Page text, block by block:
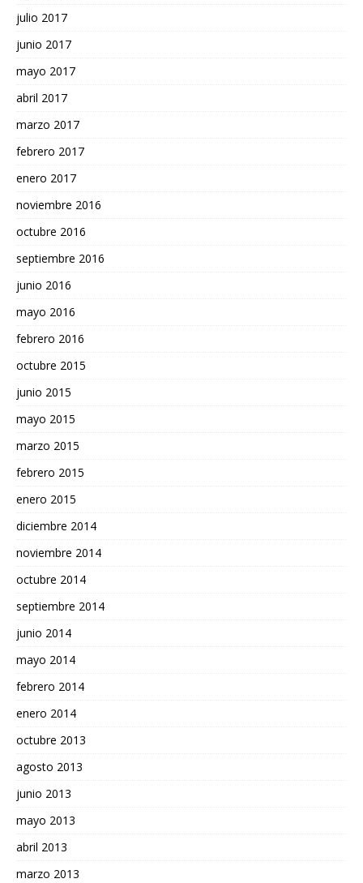
julio 2017
junio 2017
mayo 2017
abril 2017
marzo 2017
febrero 2017
enero 2017
noviembre 2016
octubre 2016
septiembre 2016
junio 2016
mayo 2016
febrero 2016
octubre 2015
junio 2015
mayo 2015
marzo 2015
febrero 2015
enero 2015
diciembre 2014
noviembre 2014
octubre 2014
septiembre 2014
junio 2014
mayo 2014
febrero 2014
enero 2014
octubre 2013
agosto 2013
junio 2013
mayo 2013
abril 2013
marzo 2013